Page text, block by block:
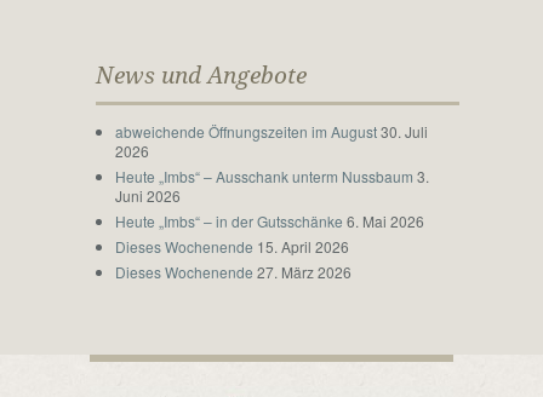
News und Angebote
abweichende Öffnungszeiten im August 30. Juli
2026
Heute „Imbs“ – Ausschank unterm Nussbaum 3.
Juni 2026
Heute „Imbs“ – in der Gutsschänke 6. Mai 2026
Dieses Wochenende 15. April 2026
Dieses Wochenende 27. März 2026